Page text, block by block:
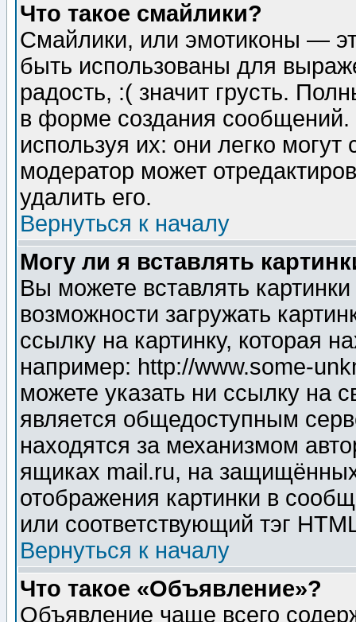
Что такое смайлики?
Смайлики, или эмотиконы —
быть использованы для
радость, :( значит грусть.
в форме создания сообщений.
используя их: они легко
модератор может
удалить его.
Вернуться к началу
Могу ли я вставлять
Вы можете вставлять
возможности загружать
ссылку на картинку, которая
например: http://www.some-
можете указать ни ссылку на
является общедоступным
находятся за механизмом
ящиках mail.ru, на
отображения картинки в
или соответствующий тэг
Вернуться к началу
Что такое «Объявление»?
Объявление чаще всего